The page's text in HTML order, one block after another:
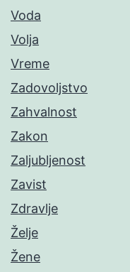
Voda
Volja
Vreme
Zadovoljstvo
Zahvalnost
Zakon
Zaljubljenost
Zavist
Zdravlje
Želje
Žene